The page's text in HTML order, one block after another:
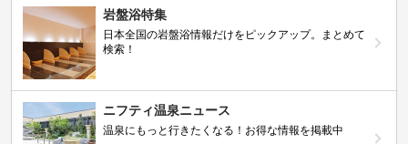
岩盤浴特集
日本全国の岩盤浴情報だけをピックアップ。まとめて
検索！
ニフティ温泉ニュース
温泉にもっと行きたくなる！お得な情報を掲載中